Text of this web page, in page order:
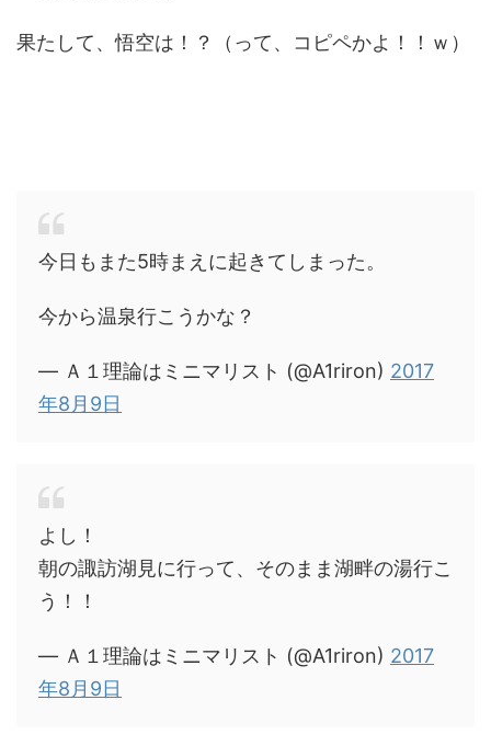
果たして、悟空は！？（って、コピペかよ！！ｗ）
今日もまた5時まえに起きてしまった。
今から温泉行こうかな？
— Ａ１理論はミニマリスト (@A1riron) 2017
年8月9日
よし！
朝の諏訪湖見に行って、そのまま湖畔の湯行こ
う！！
— Ａ１理論はミニマリスト (@A1riron) 2017
年8月9日